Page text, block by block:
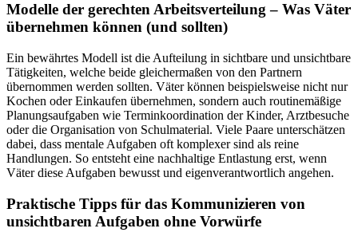
Modelle der gerechten Arbeitsverteilung – Was Väter
übernehmen können (und sollten)
Ein bewährtes Modell ist die Aufteilung in sichtbare und unsichtbare
Tätigkeiten, welche beide gleichermaßen von den Partnern
übernommen werden sollten. Väter können beispielsweise nicht nur
Kochen oder Einkaufen übernehmen, sondern auch routinemäßige
Planungsaufgaben wie Terminkoordination der Kinder, Arztbesuche
oder die Organisation von Schulmaterial. Viele Paare unterschätzen
dabei, dass mentale Aufgaben oft komplexer sind als reine
Handlungen. So entsteht eine nachhaltige Entlastung erst, wenn
Väter diese Aufgaben bewusst und eigenverantwortlich angehen.
Praktische Tipps für das Kommunizieren von
unsichtbaren Aufgaben ohne Vorwürfe